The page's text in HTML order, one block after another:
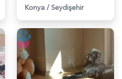
Konya / Seydişehir